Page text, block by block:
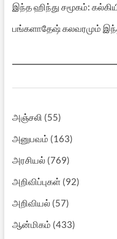
இந்த ஹிந்து சமூகம்:
பங்களாதேஷ் கலவரமும்
அஞ்சலி (55)
அனுபவம் (163)
அரசியல்(769)
அறிவிப்புகள்(92)
அறிவியல்(57)
ஆன்மிகம் (433)